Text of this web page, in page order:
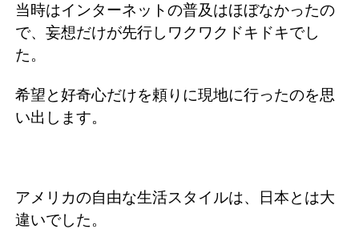
当時はインターネットの普及はほぼなかったの
で、妄想だけが先行しワクワクドキドキでし
た。
希望と好奇心だけを頼りに現地に行ったのを思
い出します。
アメリカの自由な生活スタイルは、日本とは大
違いでした。